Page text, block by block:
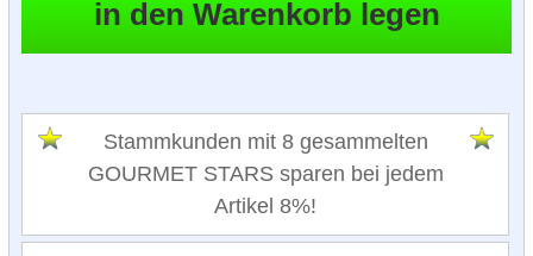
Stammkunden mit 8 gesammelten
GOURMET STARS sparen bei jedem
Artikel 8%!